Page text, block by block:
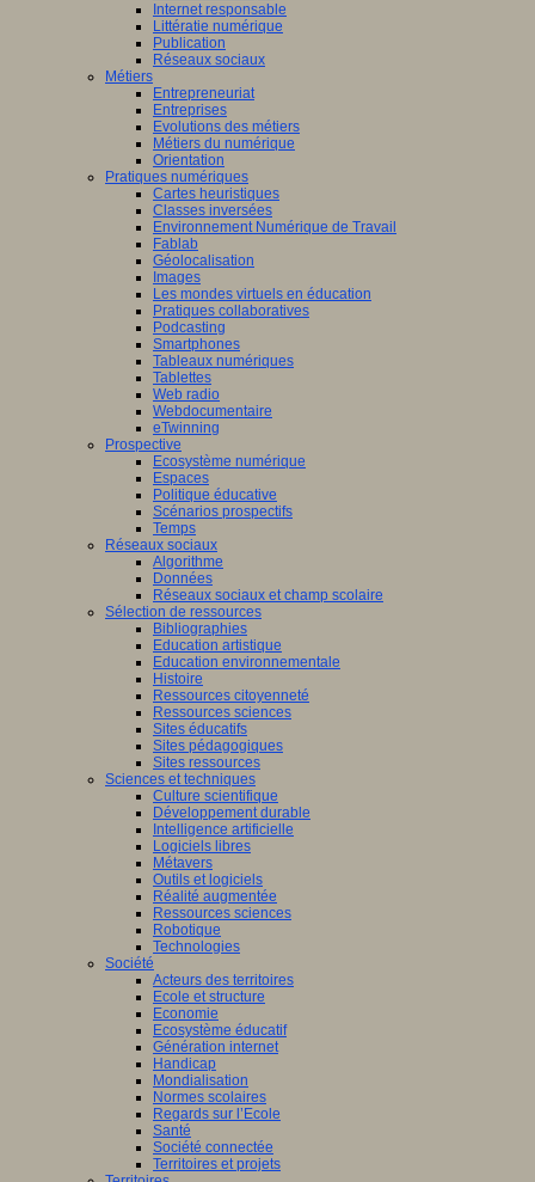
Internet responsable
Littératie numérique
Publication
Réseaux sociaux
Métiers
Entrepreneuriat
Entreprises
Evolutions des métiers
Métiers du numérique
Orientation
Pratiques numériques
Cartes heuristiques
Classes inversées
Environnement Numérique de Travail
Fablab
Géolocalisation
Images
Les mondes virtuels en éducation
Pratiques collaboratives
Podcasting
Smartphones
Tableaux numériques
Tablettes
Web radio
Webdocumentaire
eTwinning
Prospective
Ecosystème numérique
Espaces
Politique éducative
Scénarios prospectifs
Temps
Réseaux sociaux
Algorithme
Données
Réseaux sociaux et champ scolaire
Sélection de ressources
Bibliographies
Education artistique
Education environnementale
Histoire
Ressources citoyenneté
Ressources sciences
Sites éducatifs
Sites pédagogiques
Sites ressources
Sciences et techniques
Culture scientifique
Développement durable
Intelligence artificielle
Logiciels libres
Métavers
Outils et logiciels
Réalité augmentée
Ressources sciences
Robotique
Technologies
Société
Acteurs des territoires
Ecole et structure
Economie
Ecosystème éducatif
Génération internet
Handicap
Mondialisation
Normes scolaires
Regards sur l’Ecole
Santé
Société connectée
Territoires et projets